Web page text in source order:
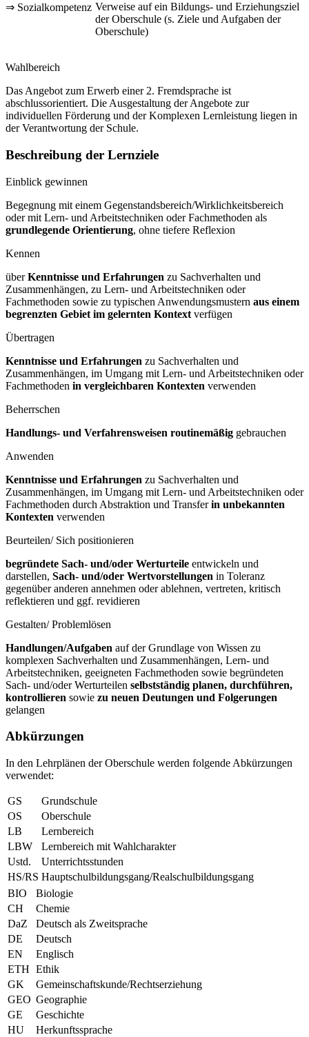
⇒ Sozialkompetenz Verweise auf ein Bildungs- und Erziehungsziel
der Oberschule (s. Ziele und Aufgaben der
Oberschule)
Wahlbereich
Das Angebot zum Erwerb einer 2. Fremdsprache ist
abschlussorientiert. Die Ausgestaltung der Angebote zur
individuellen Förderung und der Komplexen Lernleistung liegen in
der Verantwortung der Schule.
Beschreibung der Lernziele
Einblick gewinnen
Begegnung mit einem Gegenstandsbereich/Wirklichkeitsbereich
oder mit Lern- und Arbeitstechniken oder Fachmethoden als
grundlegende Orientierung, ohne tiefere Reflexion
Kennen
überKenntnisse und Erfahrungen zu Sachverhalten und
Zusammenhängen, zu Lern- und Arbeitstechniken oder
Fachmethoden sowie zu typischen Anwendungsmustern aus einem
begrenzten Gebiet im gelernten Kontext verfügen
Übertragen
Kenntnisse und Erfahrungen zu Sachverhalten und
Zusammenhängen, im Umgang mit Lern- und Arbeitstechniken oder
Fachmethoden in vergleichbaren Kontexten verwenden
Beherrschen
Handlungs- und Verfahrensweisen routinemäßig gebrauchen
Anwenden
Kenntnisse und Erfahrungen zu Sachverhalten und
Zusammenhängen, im Umgang mit Lern- und Arbeitstechniken oder
Fachmethoden durch Abstraktion und Transferin unbekannten
Kontexten verwenden
Beurteilen/ Sich positionieren
begründete Sach- und/oder Werturteile entwickeln und
darstellen, Sach- und/oder Wertvorstellungen in Toleranz
gegenüber anderen annehmen oder ablehnen, vertreten, kritisch
reflektieren und ggf. revidieren
Gestalten/ Problemlösen
Handlungen/Aufgaben auf der Grundlage von Wissen zu
komplexen Sachverhalten und Zusammenhängen, Lern- und
Arbeitstechniken, geeigneten Fachmethoden sowie begründeten
Sach- und/oder Werturteilen selbstständig planen, durchführen,
kontrollieren sowie zu neuen Deutungen und Folgerungen
gelangen
Abkürzungen
In den Lehrplänen der Oberschule werden folgende Abkürzungen
verwendet:
GS
Grundschule
OS
Oberschule
LB
Lernbereich
LBW
Lernbereich mit Wahlcharakter
Ustd.
Unterrichtsstunden
HS/RS Hauptschulbildungsgang/Realschulbildungsgang
BIO
Biologie
CH
Chemie
DaZ
Deutsch als Zweitsprache
DE
Deutsch
EN
Englisch
ETH Ethik
GK
Gemeinschaftskunde/Rechtserziehung
GEO Geographie
GE
Geschichte
HU
Herkunftssprache